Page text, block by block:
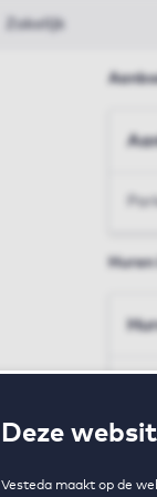
Deze
Vesteda maakt op de
Zakelijk